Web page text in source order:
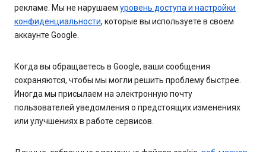
рекламе. Мы не нарушаем уровень доступа и настройки
конфиденциальности, которые вы используете в своем
аккаунте Google.
Когда вы обращаетесь в Google, ваши сообщения
сохраняются, чтобы мы могли решить проблему быстрее.
Иногда мы присылаем на электронную почту
пользователей уведомления о предстоящих изменениях
или улучшениях в работе сервисов.